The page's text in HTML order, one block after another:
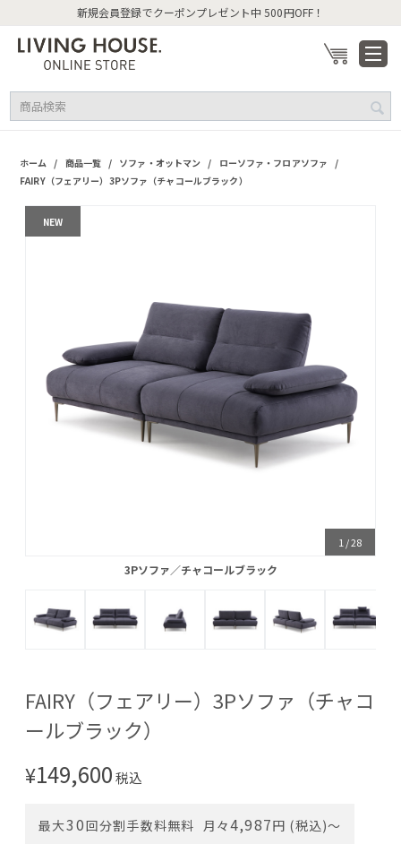
新規会員登録でクーポンプレゼント中 500円OFF！
ホーム / 商品一覧 / ソファ・オットマン / ローソファ・フロアソファ /
FAIRY（フェアリー）3Pソファ（チャコールブラック）
NEW
3Pソファ／チャコールブラック
1 /28
3Pソファ／チャコールブラック
FAIRY（フェアリー）3Pソファ（チャコ
ールブラック）
¥149,600税込
最大30回分割手数料無料 月々4,987円 (税込)〜